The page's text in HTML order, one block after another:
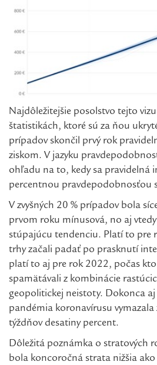
Najdôležitejšie posolstvo tejto
štatistikách, ktoré sú za ňou
prípadov skončil prvý rok
ziskom. V jazyku
ohľadu na to, kedy sa pravidelná
percentnou pravdepodobnosťou
V zvyšných 20 % prípadov bola
prvom roku mínusová, no aj
stúpajúcu tendenciu. Platí to pre
trhy začali padať po prasknutí
platí to aj pre rok 2022, počas
spamätávali z kombinácie
geopolitickej neistoty. Dokonca
pandémia koronavírusu vymazala
týždňov desatiny percent.
Dôležitá poznámka o stratových
bola koncoročná strata nižšia